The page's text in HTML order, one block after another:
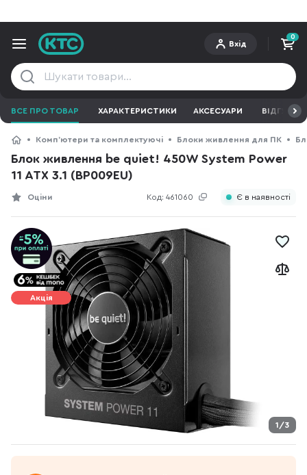
Вхід
0
ВСЕ ПРО ТОВАР ХАРАКТЕРИСТИКИ АКСЕСУАРИ ВІДГУКИ
Компʼютери та комплектуючі Блоки живлення для ПК
Блок живлення be quiet! 450W System Power
11 ATX 3.1 (BP009EU)
Код: 461060
Оціни Є в наявності
1/3
Акція